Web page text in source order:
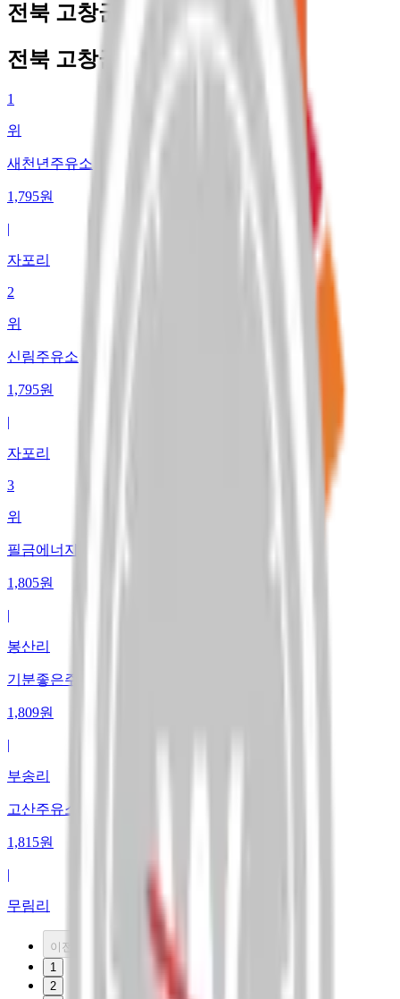
전북 고창군 최저가 주유소
전북 고창군 최저가 주유소
1
위
새천년주유소
1,795원
|
자포리
2
위
신림주유소
1,795원
|
자포리
3
위
필금에너지
1,805원
|
봉산리
기분좋은주유소
1,809원
|
부송리
고산주유소
1,815원
|
무림리
이전
1
2